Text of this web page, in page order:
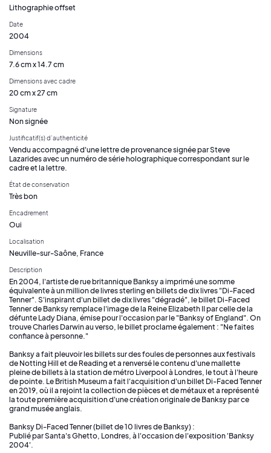
Lithographie offset
Date
2004
Dimensions
7.6 cm x 14.7 cm
Dimensions avec cadre
20 cm x 27 cm
Signature
Non signée
Justificatif(s) d’authenticité
Vendu accompagné d'une lettre de provenance signée par Steve
Lazarides avec un numéro de série holographique correspondant sur le
cadre et la lettre.
État de conservation
Très bon
Encadrement
Oui
Localisation
Neuville-sur-Saône, France
Description
En 2004, l'artiste de rue britannique Banksy a imprimé une somme
équivalente à un million de livres sterling en billets de dix livres "Di-Faced
Tenner". S'inspirant d'un billet de dix livres "dégradé", le billet Di-Faced
Tenner de Banksy remplace l'image de la Reine Elizabeth II par celle de la
défunte Lady Diana, émise pour l'occasion par le "Banksy of England". On
trouve Charles Darwin au verso, le billet proclame également : "Ne faites
confiance à personne."
Banksy a fait pleuvoir les billets sur des foules de personnes aux festivals
de Notting Hill et de Reading et a renversé le contenu d'une mallette
pleine de billets à la station de métro Liverpool à Londres, le tout à l'heure
de pointe. Le British Museum a fait l'acquisition d'un billet Di-Faced Tenner
en 2019, où il a rejoint la collection de pièces et de métaux et a représenté
la toute première acquisition d'une création originale de Banksy par ce
grand musée anglais.
Banksy Di-Faced Tenner (billet de 10 livres de Banksy) :
Publié par Santa's Ghetto, Londres, à l'occasion de l'exposition 'Banksy
2004'.